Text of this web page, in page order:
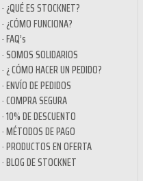
¿QUÉ ES STOCKNET?
¿CÓMO FUNCIONA?
FAQ’s
SOMOS SOLIDARIOS
¿ CÓMO HACER UN PEDIDO?
ENVÍO DE PEDIDOS
COMPRA SEGURA
10% DE DESCUENTO
MÉTODOS DE PAGO
PRODUCTOS EN OFERTA
BLOG DE STOCKNET